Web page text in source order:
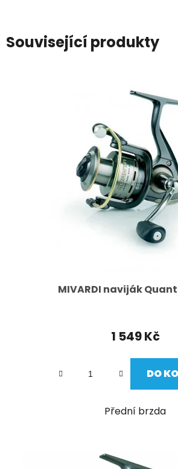
Související produkty
MIVARDI naviják
1 549 Kč
DO
Přední brzda